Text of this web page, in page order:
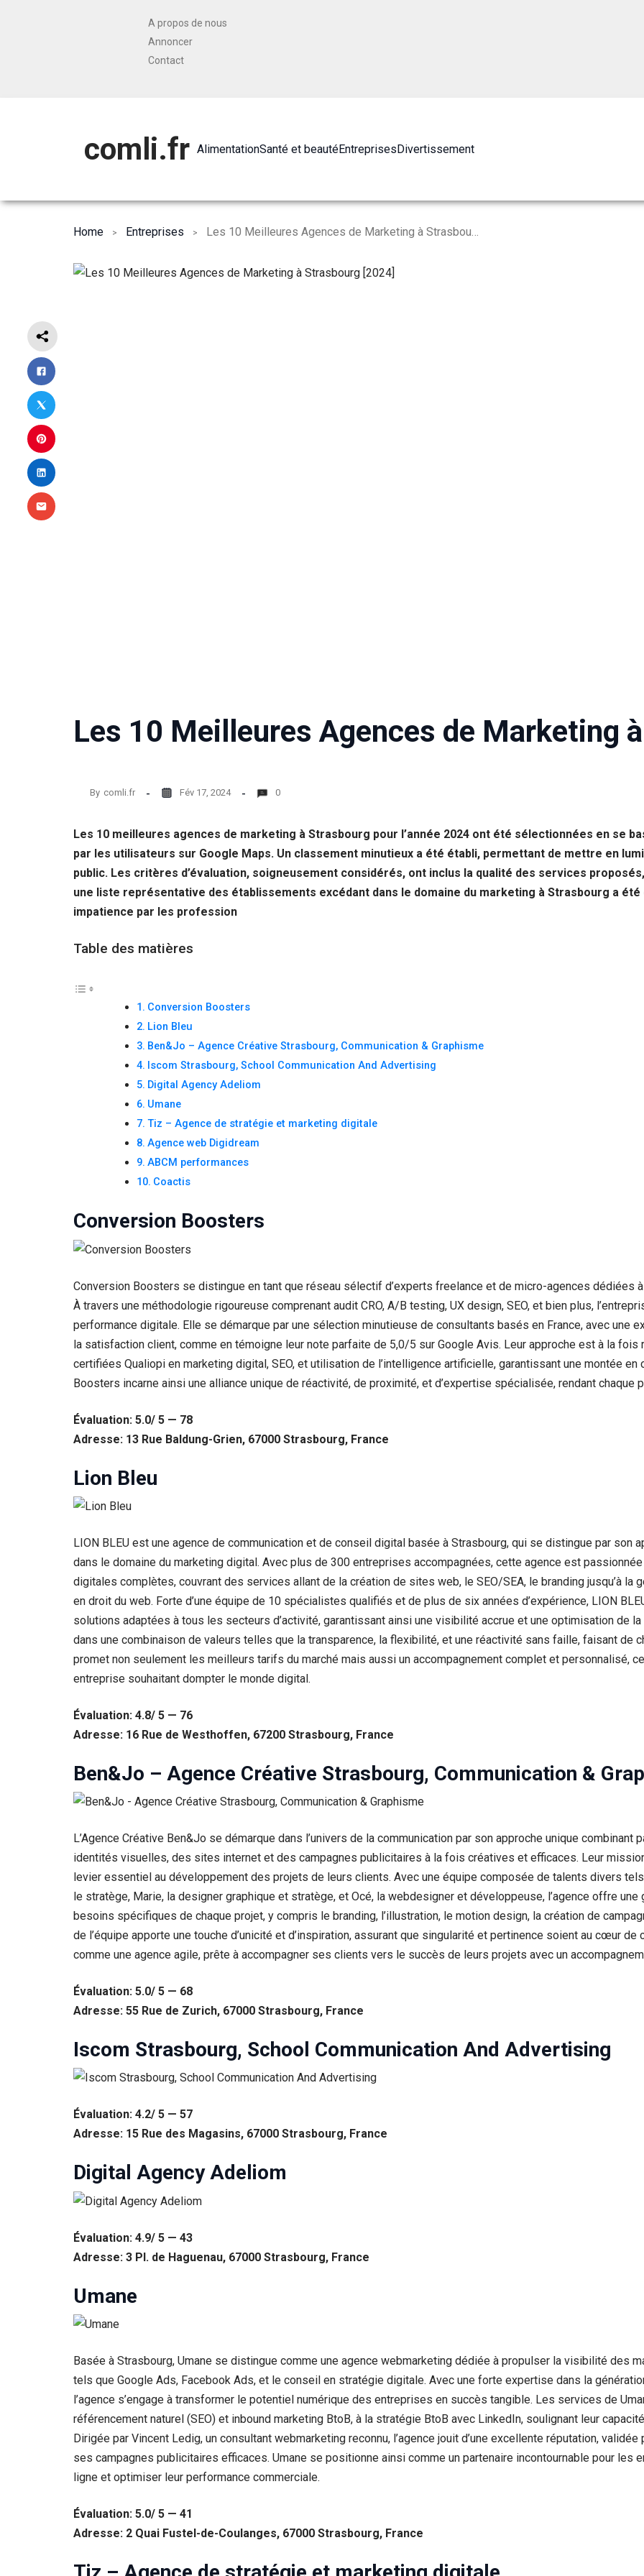
A propos de nous
Annoncer
Contact
comli.fr AlimentationSanté et beautéEntreprisesDivertissement
Home Entreprises Les 10 Meilleures Agences de Marketing à Strasbourg [2024]
Les 10 Meilleures Agences de Marketing
By comli.fr Fév 17, 2024 0
Les 10 meilleures agences de marketing à Strasbourg pour l’année 2024 ont été sélectionnées en se
par les utilisateurs sur Google Maps. Un classement minutieux a été établi, permettant de mettre en
public. Les critères d’évaluation, soigneusement considérés, ont inclus la qualité des services
une liste représentative des établissements excédant dans le domaine du marketing à Strasbourg a
impatience par les profession
Table des matières
Conversion Boosters
Lion Bleu
Ben&Jo – Agence Créative Strasbourg, Communication & Graphisme
Iscom Strasbourg, School Communication And Advertising
Digital Agency Adeliom
Umane
Tiz – Agence de stratégie et marketing digitale
Agence web Digidream
ABCM performances
Coactis
Conversion Boosters
Conversion Boosters se distingue en tant que réseau sélectif d’experts freelance et de micro-agences dédiées
À travers une méthodologie rigoureuse comprenant audit CRO, A/B testing, UX design, SEO, et bien plus,
performance digitale. Elle se démarque par une sélection minutieuse de consultants basés en France, avec une
la satisfaction client, comme en témoigne leur note parfaite de 5,0/5 sur Google Avis. Leur approche est à la
certifiées Qualiopi en marketing digital, SEO, et utilisation de l’intelligence artificielle, garantissant une montée
Boosters incarne ainsi une alliance unique de réactivité, de proximité, et d’expertise spécialisée, rendant chaque
Évaluation: 5.0/ 5 — 78
Adresse: 13 Rue Baldung-Grien, 67000 Strasbourg, France
Lion Bleu
LION BLEU est une agence de communication et de conseil digital basée à Strasbourg, qui se distingue par son
dans le domaine du marketing digital. Avec plus de 300 entreprises accompagnées, cette agence est
digitales complètes, couvrant des services allant de la création de sites web, le SEO/SEA, le branding jusqu’à la
en droit du web. Forte d’une équipe de 10 spécialistes qualifiés et de plus de six années d’expérience, LION
solutions adaptées à tous les secteurs d’activité, garantissant ainsi une visibilité accrue et une optimisation de
dans une combinaison de valeurs telles que la transparence, la flexibilité, et une réactivité sans faille, faisant de
promet non seulement les meilleurs tarifs du marché mais aussi un accompagnement complet et personnalisé,
entreprise souhaitant dompter le monde digital.
Évaluation: 4.8/ 5 — 76
Adresse: 16 Rue de Westhoffen, 67200 Strasbourg, France
Ben&Jo – Agence Créative Strasbourg, Communication &
L’Agence Créative Ben&Jo se démarque dans l’univers de la communication par son approche unique
identités visuelles, des sites internet et des campagnes publicitaires à la fois créatives et efficaces. Leur
levier essentiel au développement des projets de leurs clients. Avec une équipe composée de talents divers
le stratège, Marie, la designer graphique et stratège, et Océ, la webdesigner et développeuse, l’agence offre
besoins spécifiques de chaque projet, y compris le branding, l’illustration, le motion design, la création de
de l’équipe apporte une touche d’unicité et d’inspiration, assurant que singularité et pertinence soient au cœur
comme une agence agile, prête à accompagner ses clients vers le succès de leurs projets avec un
Évaluation: 5.0/ 5 — 68
Adresse: 55 Rue de Zurich, 67000 Strasbourg, France
Iscom Strasbourg, School Communication And Advertising
Évaluation: 4.2/ 5 — 57
Adresse: 15 Rue des Magasins, 67000 Strasbourg, France
Digital Agency Adeliom
Évaluation: 4.9/ 5 — 43
Adresse: 3 Pl. de Haguenau, 67000 Strasbourg, France
Umane
Basée à Strasbourg, Umane se distingue comme une agence webmarketing dédiée à propulser la visibilité des
tels que Google Ads, Facebook Ads, et le conseil en stratégie digitale. Avec une forte expertise dans la
l’agence s’engage à transformer le potentiel numérique des entreprises en succès tangible. Les services de
référencement naturel (SEO) et inbound marketing BtoB, à la stratégie BtoB avec LinkedIn, soulignant leur
Dirigée par Vincent Ledig, un consultant webmarketing reconnu, l’agence jouit d’une excellente réputation,
ses campagnes publicitaires efficaces. Umane se positionne ainsi comme un partenaire incontournable pour les
ligne et optimiser leur performance commerciale.
Évaluation: 5.0/ 5 — 41
Adresse: 2 Quai Fustel-de-Coulanges, 67000 Strasbourg, France
Nécessaire
facultatifs. Ils
nécessaires au
du site Web.
et la structure
du site Web,
en fonction
de la façon
Afin que notre